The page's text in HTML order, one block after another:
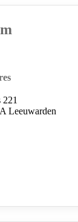
221
Leeuwarden